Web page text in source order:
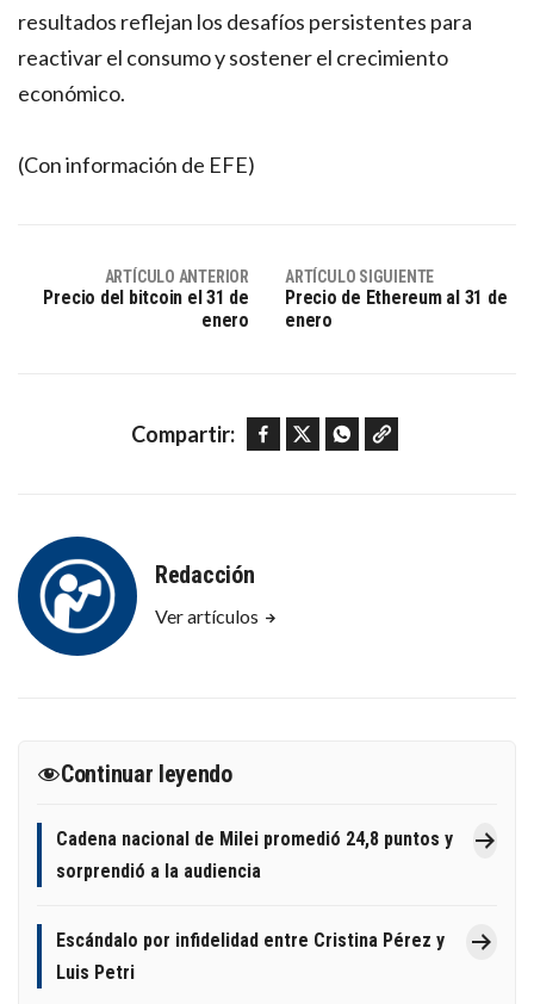
resultados reflejan los desafíos persistentes para
reactivar el consumo y sostener el crecimiento
económico.
(Con información de EFE)
ARTÍCULO ANTERIOR
Precio del bitcoin el 31 de
enero
ARTÍCULO SIGUIENTE
Precio de Ethereum al 31 de
enero
Compartir: Facebook Twitter WhatsApp Copy link
Redacción
Ver artículos
Continuar leyendo
Cadena nacional de Milei promedió 24,8 puntos y
sorprendió a la audiencia
Escándalo por infidelidad entre Cristina Pérez y
Luis Petri